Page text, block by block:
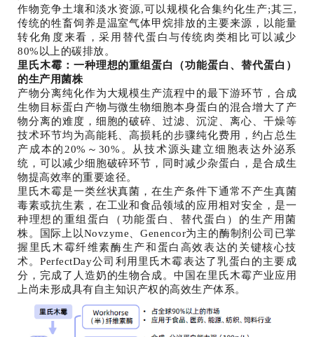
作物竞争土壤和淡水资源,可以规模化合集约化生产;其三,
传统的牲畜饲养是温室气体甲烷排放的主要来源，以能量
转化角度来看，采用替代蛋白与传统肉类相比可以减少
80%以上的碳排放。
里氏木霉：一种理想的重组蛋白（功能蛋白、替代蛋白）
的生产用菌株
产物分离纯化作为大规模生产流程中的最下游环节，合成
生物目标蛋白产物与微生物细胞本身蛋白的混合增大了产
物分离的难度，细胞的破碎、过滤、沉淀、离心、干燥等
技术环节均为高能耗、高损耗的步骤纯化费用，约占总生
产成本的20%～30%。从技术源头建立细胞表达外泌系
统，可以减少细胞破碎环节，同时减少杂蛋白，是合成生
物提高效率的重要途径。
里氏木霉是一类丝状真菌，在生产条件下通常不产生真菌
毒素或抗生素，在工业和食品领域的应用相对安全，是一
种理想的重组蛋白（功能蛋白、替代蛋白）的生产用菌
株。国际上以Novzyme、Genencor为主的酶制剂公司已掌
握里氏木霉纤维素酶生产和蛋白高效表达的关键核心技
术。PerfectDay公司利用里氏木霉表达了乳蛋白的主要成
分，完成了人造奶的生物合成。中国在里氏木霉产业应用
上尚未形成具有自主知识产权的高效生产体系。